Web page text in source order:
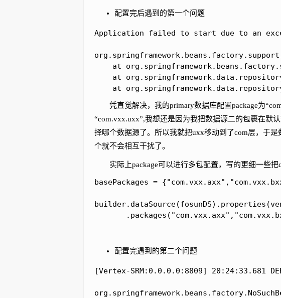
配置完后遇到的第一个问题
Application failed to start due to an
at
凭直觉解决，我的primary数据库配置package为
“com.vxx.uxx”,我想还是因为我把数据源二的包裹在默
择哪个数据源了。所以我就把uxx移动到了com层，于是
个就不会相互干扰了。
实际上package可以进行多包配置，写的更细一些把
basePackages =
配置完遇到的第二个问题
[Vertex-SRM:0.0.0.0:8809] 20:24:33.681